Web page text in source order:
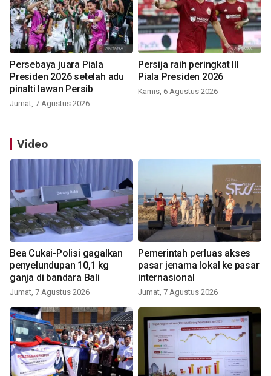
Persebaya juara Piala
Presiden 2026 setelah adu
pinalti lawan Persib
Jumat, 7 Agustus 2026
Persija raih peringkat III
Piala Presiden 2026
Kamis, 6 Agustus 2026
Video
Bea Cukai-Polisi gagalkan
penyelundupan 10,1 kg
ganja di bandara Bali
Jumat, 7 Agustus 2026
Pemerintah perluas akses
pasar jenama lokal ke pasar
internasional
Jumat, 7 Agustus 2026